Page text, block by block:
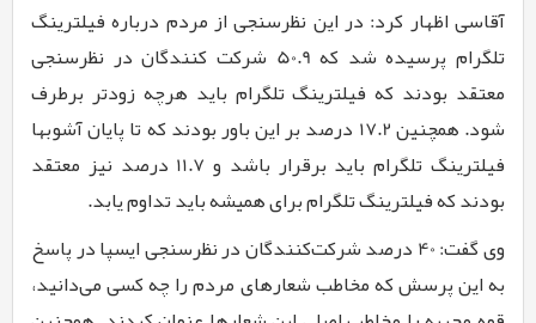
آقاسی اظهار کرد: در این نظرسنجی از مردم درباره فیلترینگ
تلگرام پرسیده شد که 50.9 شرکت کنندگان در نظرسنجی
معتقد بودند که فیلترینگ تلگرام باید هرچه زودتر برطرف
شود. همچنین17.2 درصد بر این باور بودند که تا پایان آشوبها
فیلترینگ تلگرام باید برقرار باشد و 11.7 درصد نیز معتقد
بودند که فیلترینگ تلگرام برای همیشه باید تداوم یابد.
وی گفت:40درصد شرکت‌کنندگان در نظرسنجی ایسپا در پاسخ
به این پرسش که مخاطب شعارهای مردم را چه کسی می‌دانید،